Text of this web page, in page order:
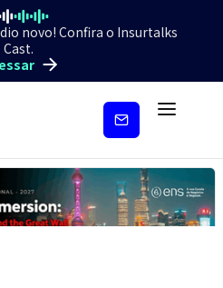
novo! Confira o Insurtalks
Cast.
Inscreva-